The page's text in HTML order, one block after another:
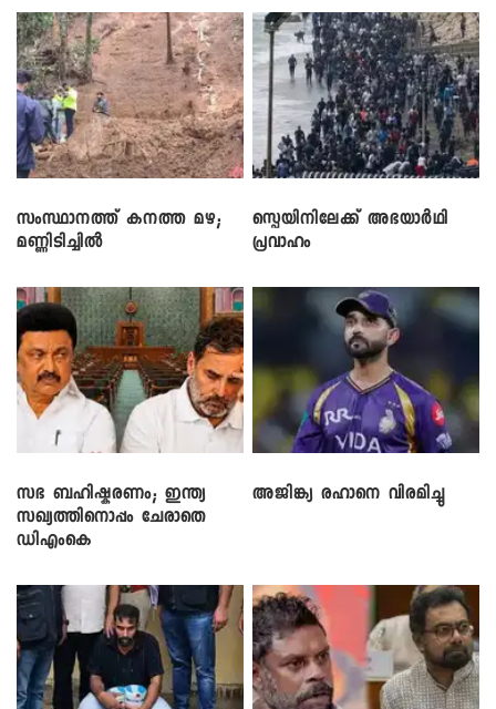
സംസ്ഥാനത്ത് കനത്ത മഴ;
മണ്ണിടിച്ചിൽ
സ്പെയിനിലേക്ക് അഭയാർഥി
പ്രവാഹം
സഭ ബഹിഷ്കരണം; ഇന്ത്യ
സഖ്യത്തിനൊപ്പം ചേരാതെ
ഡിഎംകെ
അജിങ്ക്യ രഹാനെ വിരമിച്ചു